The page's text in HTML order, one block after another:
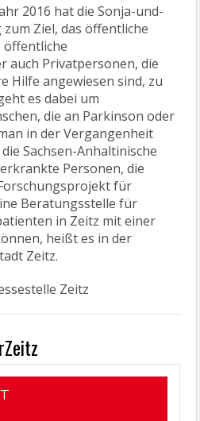
2016 hat die Sonja-und-
Ziel, das öffentliche
öffentliche
auch Privatpersonen, die
Hilfe angewiesen sind, zu
es dabei um
die an Parkinson oder
in der Vergangenheit
Sachsen-Anhaltinische
Personen, die
für
Beratungsstelle für
in Zeitz mit einer
heißt es in der
Zeitz.
Zeitz